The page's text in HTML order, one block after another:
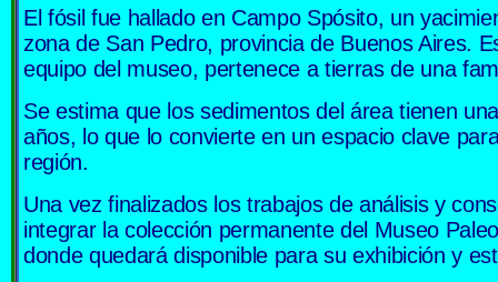
El fósil fue hallado en Campo Spósito, un
zona de San Pedro, provincia de Buenos Aires.
equipo del museo, pertenece a tierras de una
Se estima que los sedimentos del área tienen
años, lo que lo convierte en un espacio clave
región.
Una vez finalizados los trabajos de análisis y
integrar la colección permanente del Museo
donde quedará disponible para su exhibición y